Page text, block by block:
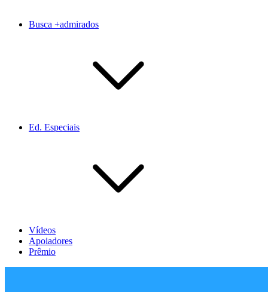
Busca +admirados
Ed. Especiais
Vídeos
Apoiadores
Prêmio